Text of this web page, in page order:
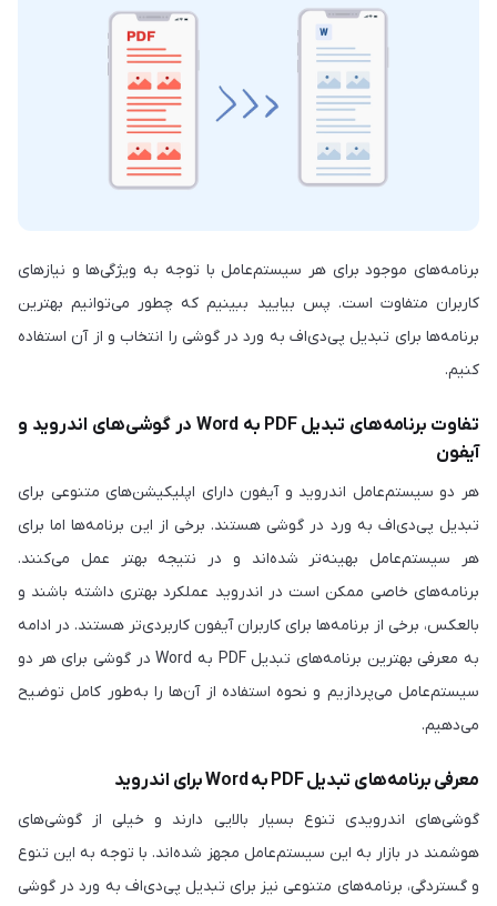
برنامه‌های موجود برای هر سیستم‌عامل با توجه به ویژگی‌ها و نیازهای
کاربران متفاوت است. پس بیایید ببینیم که چطور می‌توانیم بهترین
برنامه‌ها برای تبدیل پی‌دی‌اف به ورد در گوشی را انتخاب و از آن استفاده
کنیم.
تفاوت برنامه‌های تبدیل PDF به Word در گوشی‌های اندروید و
آیفون
هر دو سیستم‌عامل اندروید و آیفون دارای اپلیکیشن‌های متنوعی برای
تبدیل پی‌دی‌اف به ورد در گوشی هستند. برخی از این برنامه‌ها اما برای
هر سیستم‌عامل بهینه‌تر شده‌اند و در نتیجه بهتر عمل می‌کنند.
برنامه‌های خاصی ممکن است در اندروید عملکرد بهتری داشته باشند و
بالعکس، برخی از برنامه‌ها برای کاربران آیفون کاربردی‌تر هستند. در ادامه
به معرفی بهترین برنامه‌های تبدیل PDF به Word در گوشی‌ برای هر دو
سیستم‌عامل می‌پردازیم و نحوه استفاده از آن‌ها را به‌طور کامل توضیح
می‌دهیم.
معرفی برنامه‌های تبدیل PDF به Word برای اندروید
گوشی‌های اندرویدی تنوع بسیار بالایی دارند و خیلی از گوشی‌های
هوشمند در بازار به این سیستم‌عامل مجهز شده‌اند. با توجه به این تنوع
و گستردگی، برنامه‌های متنوعی نیز برای تبدیل پی‌دی‌اف به ورد در گوشی